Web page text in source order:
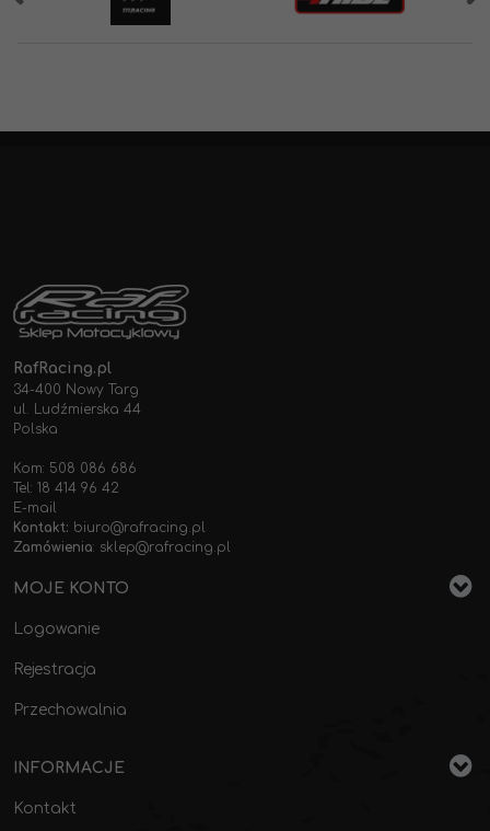
RafRacing.pl
34-400 Nowy Targ
ul. Ludźmierska 44
Polska
Kom: 508 086 686
Tel: 18 414 96 42
E-mail
Kontakt: biuro@rafracing.pl
Zamówienia: sklep@rafracing.pl
MOJE KONTO
Logowanie
Rejestracja
Przechowalnia
INFORMACJE
Kontakt